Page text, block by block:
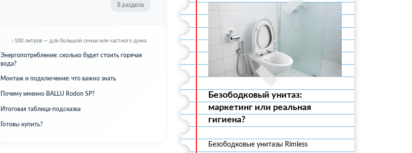
8 раздела
100 литров — для большой семьи или частного дома
Энергопотребление: сколько будет стоить горячая
вода?
Монтаж и подключение: что важно знать
Почему именно BALLU Rodon SP?
Итоговая таблица-подсказка
Готовы купить?
Безободковый унитаз:
маркетинг или реальная
гигиена?
Безободковые унитазы Rimless